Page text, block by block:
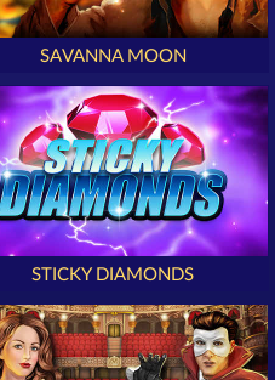
SAVANNA MOON
STICKY DIAMONDS